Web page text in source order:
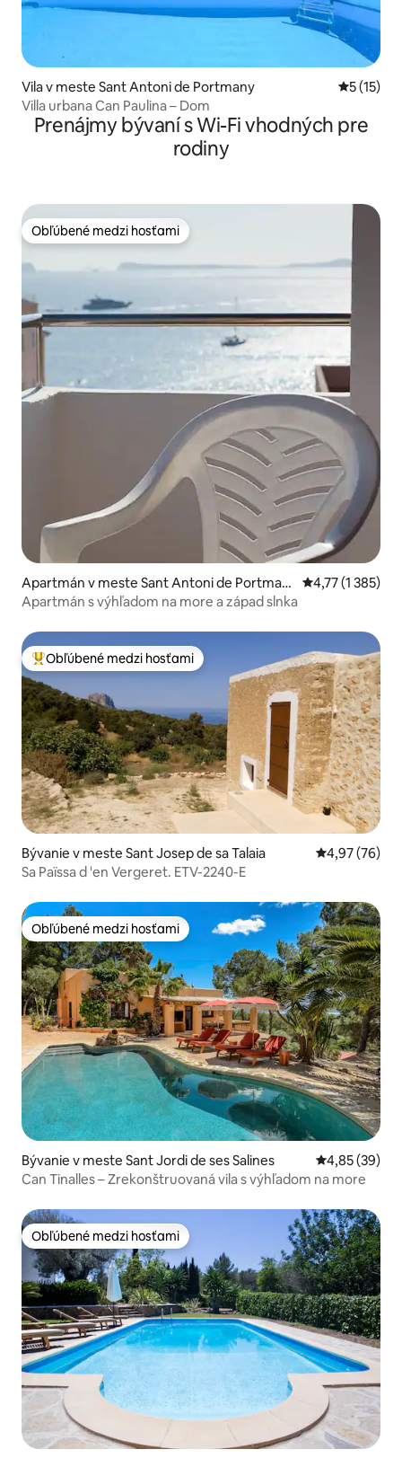
Vila v meste Sant Antoni de Portmany
5 (15)
Villa urbana Can Paulina – Dom
Prenájmy bývaní s Wi-Fi vhodných pre
rodiny
Obľúbené medzi hosťami
Obľúbené medzi hosťami
Apartmán v meste Sant Antoni de Portman
y
Priemerné
4,77 (1 385)
Apartmán s výhľadom na more a západ slnka
Najobľúbenejšie medzi hosťami
Obľúbené medzi hosťami
Bývanie v meste Sant Josep de sa Talaia Priemerné
4,97 (76)
Sa Païssa d 'en Vergeret. ETV-2240-E
Obľúbené medzi hosťami
Obľúbené medzi hosťami
Bývanie v meste Sant Jordi de ses Salines Priemerné
4,85 (39)
Can Tinalles – Zrekonštruovaná vila s výhľadom na more
Obľúbené medzi hosťami
Obľúbené medzi hosťami